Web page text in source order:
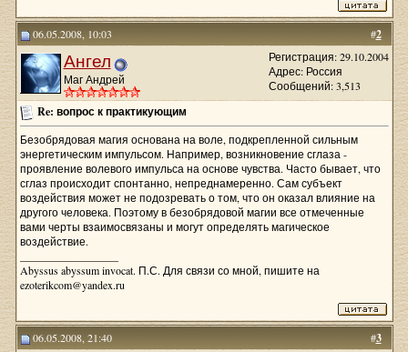
#2
06.05.2008, 10:03
Ангел
Маг Андрей
Регистрация: 29.10.2004
Адрес: Россия
Сообщений: 3,513
Re: вопрос к практикующим
Безобрядовая магия основана на воле, подкрепленной сильным
энергетическим импульсом. Например, возникновение сглаза -
проявление волевого импульса на основе чувства. Часто бывает, что
сглаз происходит спонтанно, непреднамеренно. Сам субъект
воздействия может не подозревать о том, что он оказал влияние на
другого человека. Поэтому в безобрядовой магии все отмеченные
вами черты взаимосвязаны и могут определять магическое
воздействие.
Abyssus abyssum invocat. П.С. Для связи со мной, пишите на
ezoterikcom@yandex.ru
#3
06.05.2008, 21:40